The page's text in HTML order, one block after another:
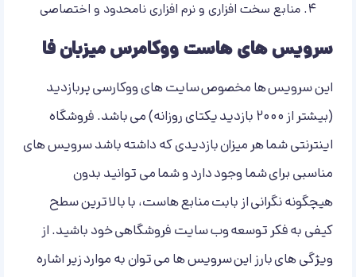
منابع سخت افزاری و نرم افزاری نامحدود و اختصاصی
سرویس های هاست ووکامرس میزبان فا
این سرویس ها مخصوص سایت های ووکارسی پربازدید
(بیشتر از 2000 بازدید یکتای روزانه) می باشد. فروشگاه
اینترنتی شما هر میزان بازدیدی که داشته باشد سرویس های
مناسبی برای شما وجود دارد و شما می توانید بدون
هیچگونه نگرانی از بابت منابع هاست، با بالاترین سطح
کیفی به فکر توسعه وب سایت فروشگاهی خود باشید. از
ویژگی های بارز این سرویس ها می توان به موارد زیر اشاره